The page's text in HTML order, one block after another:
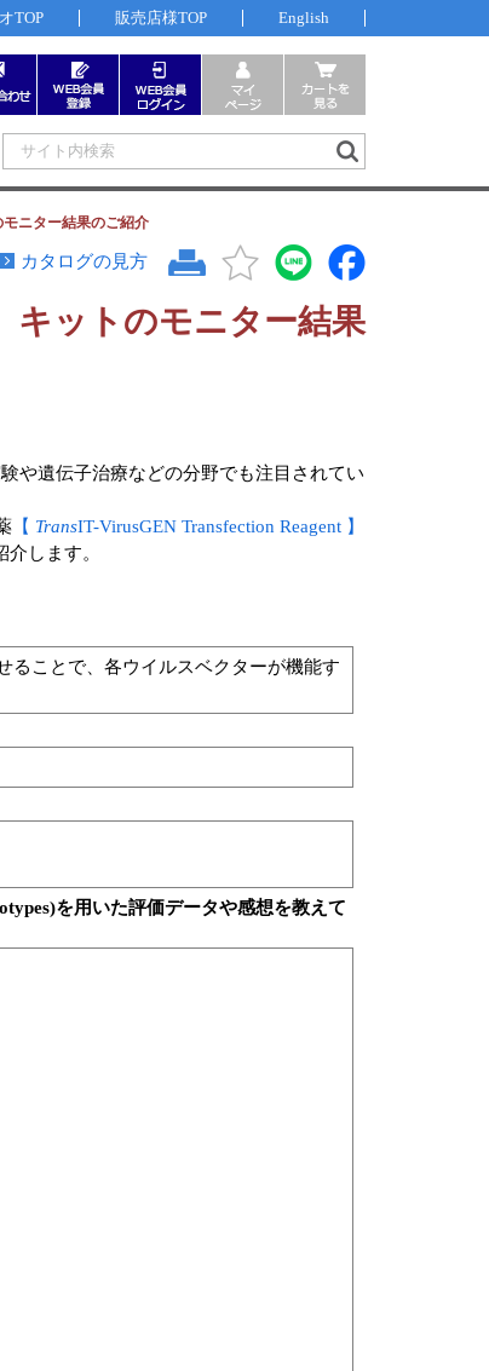
TOP 販売店様TOP English
ニター結果のご紹介
カタログの見方
キットのモニター結果
や遺伝子治療などの分野でも注目されてい
【 TransIT-VirusGEN Transfection Reagent 】
します。
ることで、各ウイルスベクターが機能す
を用いた評価データや感想を教えて